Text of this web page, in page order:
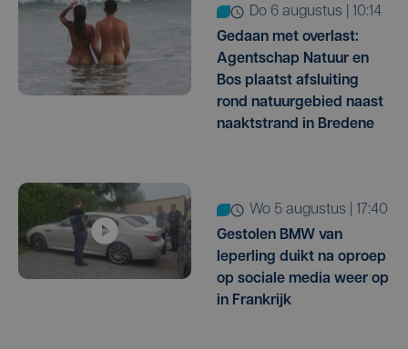
do 6 augustus | 10:14
Gedaan met overlast:
Agentschap Natuur en
Bos plaatst afsluiting
rond natuurgebied naast
naaktstrand in Bredene
wo 5 augustus | 17:40
Gestolen BMW van
Ieperling duikt na oproep
op sociale media weer op
in Frankrijk